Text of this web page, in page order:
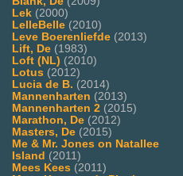
Lek (2000)
LelleBelle (2010)
Leve Boerenliefde (2013)
Lift, De (1983)
Loft (NL) (2010)
Lotus (2012)
Lucia de B. (2014)
Mannenharten (2013)
Mannenharten 2 (2015)
Marathon, De (2012)
Masters, De (2015)
Me & Mr. Jones on Natallee
Island (2011)
Mees Kees (2011)